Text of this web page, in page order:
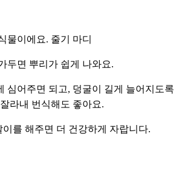
물이에요. 줄기 마디
두면 뿌리가 쉽게 나와요.
심어주면 되고, 덩굴이 길게 늘어지도록
라내 번식해도 좋아요.
이를 해주면 더 건강하게 자랍니다.